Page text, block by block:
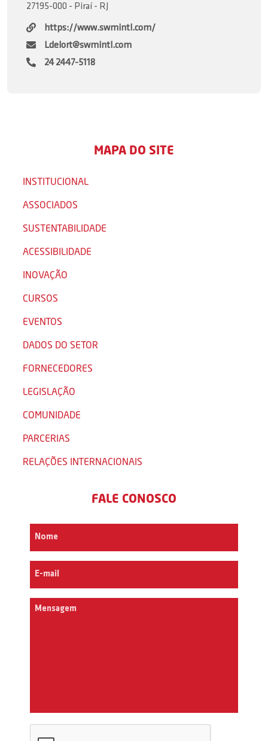
27195-000 - Piraí - RJ
https://www.swmintl.com/
Ldelort@swmintl.com
24 2447-5118
MAPA DO SITE
INSTITUCIONAL
ASSOCIADOS
SUSTENTABILIDADE
ACESSIBILIDADE
INOVAÇÃO
CURSOS
EVENTOS
DADOS DO SETOR
FORNECEDORES
LEGISLAÇÃO
COMUNIDADE
PARCERIAS
RELAÇÕES INTERNACIONAIS
FALE CONOSCO